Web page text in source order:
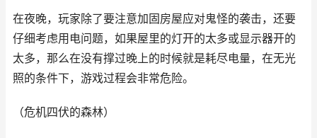
在夜晚，玩家除了要注意加固房屋应对鬼怪的袭击，还要
仔细考虑用电问题，如果屋里的灯开的太多或显示器开的
太多，那么在没有撑过晚上的时候就是耗尽电量，在无光
照的条件下，游戏过程会非常危险。
（危机四伏的森林）